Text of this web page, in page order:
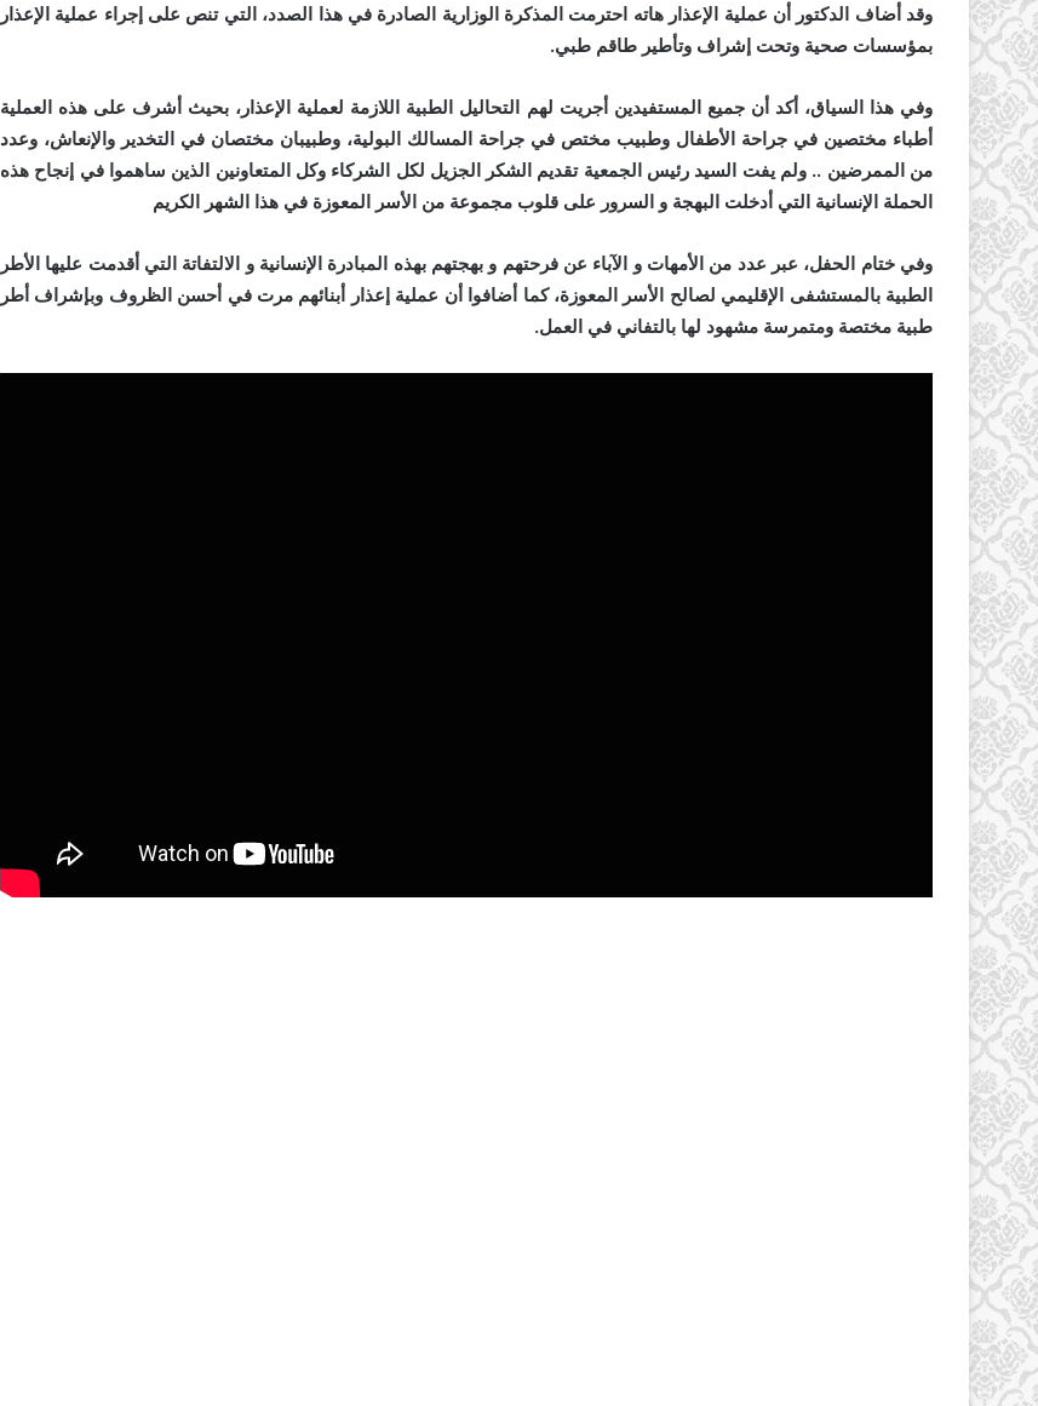
وقد أضاف الدكتور أن عملية الإعذار هاته احترمت المذكرة الوزارية الصادرة في هذا الصدد، التي تنص على إجراء عملية الإعذار
بمؤسسات صحية وتحت إشراف وتأطير طاقم طبي.
وفي هذا السياق، أكد أن جميع المستفيدين أجريت لهم التحاليل الطبية اللازمة لعملية الإعذار، بحيث أشرف على هذه العملية
أطباء مختصين في جراحة الأطفال وطبيب مختص في جراحة المسالك البولية، وطبيبان مختصان في التخدير والإنعاش، وعدد
من الممرضين .. ولم يفت السيد رئيس الجمعية تقديم الشكر الجزيل لكل الشركاء وكل المتعاونين الذين ساهموا في إنجاح هذه
الحملة الإنسانية التي أدخلت البهجة و السرور على قلوب مجموعة من الأسر المعوزة في هذا الشهر الكريم
وفي ختام الحفل، عبر عدد من الأمهات و الآباء عن فرحتهم و بهجتهم بهذه المبادرة الإنسانية و الالتفاتة التي أقدمت عليها الأطر
الطبية بالمستشفى الإقليمي لصالح الأسر المعوزة، كما أضافوا أن عملية إعذار أبنائهم مرت في أحسن الظروف وبإشراف أطر
طبية مختصة ومتمرسة مشهود لها بالتفاني في العمل.